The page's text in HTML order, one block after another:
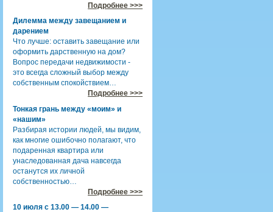
Подробнее >>>
Дилемма между завещанием и
дарением
Что лучше: оставить завещание или
оформить дарственную на дом?
Вопрос передачи недвижимости -
это всегда сложный выбор между
собственным спокойствием…
Подробнее >>>
Тонкая грань между «моим» и
«нашим»
Разбирая истории людей, мы видим,
как многие ошибочно полагают, что
подаренная квартира или
унаследованная дача навсегда
останутся их личной
собственностью…
Подробнее >>>
10 июля с 13.00 — 14.00 —